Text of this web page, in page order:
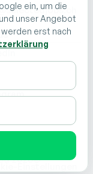
2026®
ein, um die
unser Angebot
erst nach